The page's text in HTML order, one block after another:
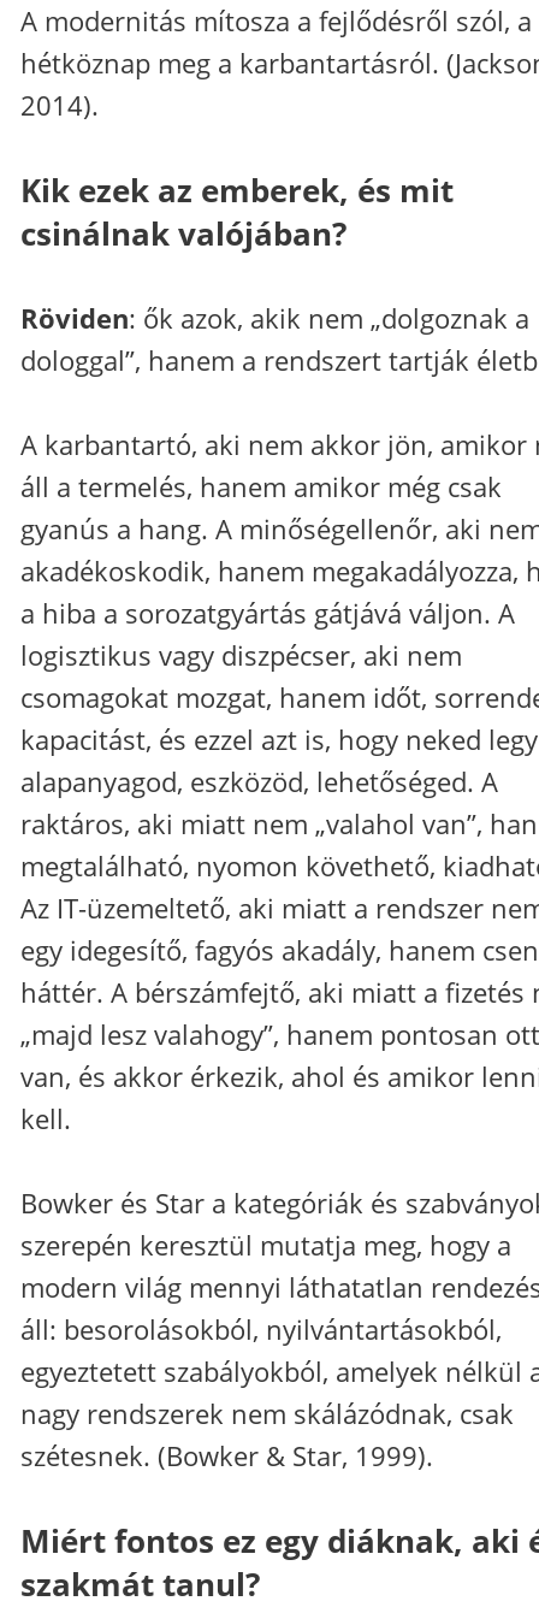
A modernitás mítosza a fejlődésről szól, a
hétköznap meg a karbantartásról.
2014).
Kik ezek az emberek, és mit
csinálnak valójában?
Röviden: ők azok, akik nem „dolgoznak a
dologgal”, hanem a rendszert tartják
A karbantartó, aki nem akkor jön, amikor
áll a termelés, hanem amikor még csak
gyanús a hang. A minőségellenőr, aki
akadékoskodik, hanem megakadályozza,
a hiba a sorozatgyártás gátjává váljon. A
logisztikus vagy diszpécser, aki nem
csomagokat mozgat, hanem időt,
kapacitást, és ezzel azt is, hogy neked
alapanyagod, eszközöd, lehetőséged. A
raktáros, aki miatt nem „valahol van”,
megtalálható, nyomon követhető,
Az IT-üzemeltető, aki miatt a rendszer
egy idegesítő, fagyós akadály, hanem
háttér. A bérszámfejtő, aki miatt a fizetés
„majd lesz valahogy”, hanem pontosan ott
van, és akkor érkezik, ahol és amikor
kell.
Bowker és Star a kategóriák és
szerepén keresztül mutatja meg, hogy a
modern világ mennyi láthatatlan
áll: besorolásokból, nyilvántartásokból,
egyeztetett szabályokból, amelyek nélkül
nagy rendszerek nem skálázódnak, csak
szétesnek. (Bowker & Star, 1999).
Miért fontos ez egy diáknak, aki
szakmát tanul?